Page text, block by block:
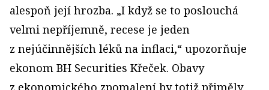
alespoň její hrozba. „I když se to poslouchá
velmi nepříjemně, recese je jeden
z nejúčinnějších léků na inflaci,“ upozorňuje
ekonom BH Securities Křeček. Obavy